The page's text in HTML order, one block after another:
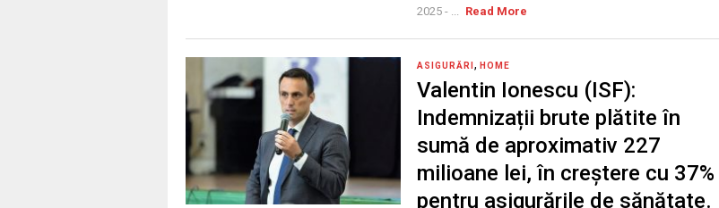
2025 - ... Read More
ASIGURĂRI , HOME
Valentin Ionescu (ISF):
Indemnizații brute plătite în
sumă de aproximativ 227
milioane lei, în creștere cu 37%
pentru asigurările de sănătate.